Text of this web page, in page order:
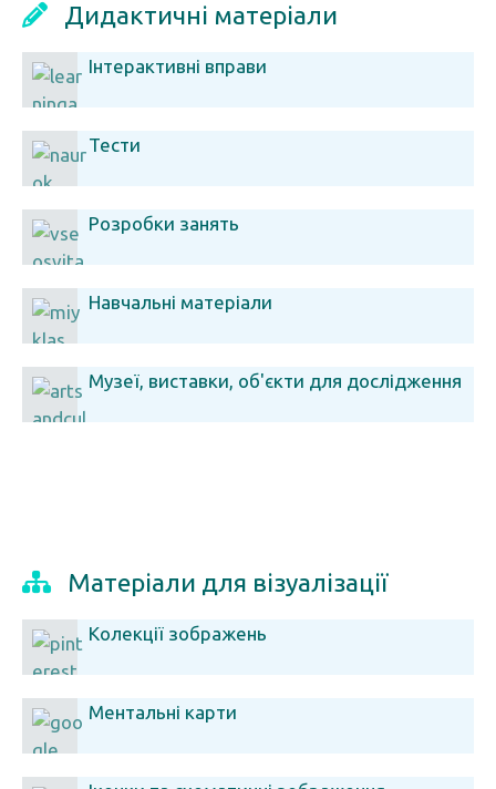
Дидактичні матеріали
Інтерактивні вправи
Тести
Розробки занять
Навчальні матеріали
Музеї, виставки, об'єкти для дослідження
Матеріали для візуалізації
Колекції зображень
Ментальні карти